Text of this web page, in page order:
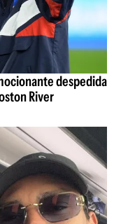
despedida
River